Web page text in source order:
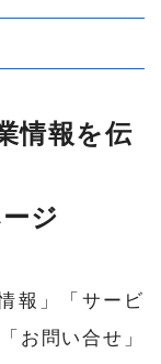
情報を伝
ジ
報」「サービ
お問い合せ」